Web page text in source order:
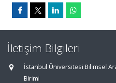
İletişim Bilgileri
İstanbul Üniversitesi Bilimsel
Birimi